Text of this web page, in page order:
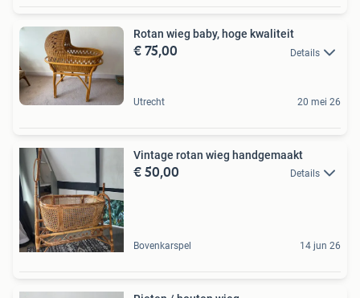
Rotan wieg baby, hoge kwaliteit
€ 75,00 Details
Utrecht 20 mei 26
Vintage rotan wieg handgemaakt
€ 50,00 Details
Bovenkarspel 14 jun 26